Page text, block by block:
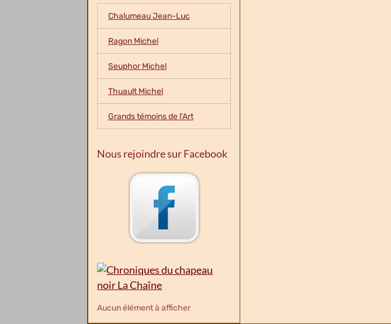
Chalumeau Jean-Luc
Ragon Michel
Seuphor Michel
Thuault Michel
Grands témoins de l'Art
Nous rejoindre sur Facebook
Aucun élément à afficher